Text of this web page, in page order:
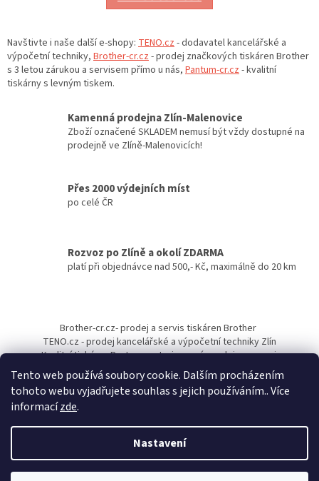
Tento web používá soubory cookie. Dalším procházením
tohoto webu vyjadřujete souhlas s jejich používáním.. Více
informacízde.
Nastavení
Navštivte i naše další e-shopy: TENO.cz - dodavatel kancelářské a
výpočetní techniky, Brother-cr.cz - prodej značkových tiskáren Brother
s 3 letou zárukou a servisem přímo u nás, Pantum-cr.cz - kvalitní
tiskárny s levným tiskem.
Kamenná prodejna Zlín-Malenovice
Zboží označené SKLADEM nemusí být vždy dostupné na
prodejně ve Zlíně-Malenovicích!
Přes 2000 výdejních míst
po celé ČR
Rozvoz po Zlíně a okolí ZDARMA
platí při objednávce nad 500,- Kč, maximálně do 20 km
a
Brother-cr.cz- prodej a servis tiskáren Brother
TENO.cz - prodej kancelářské a výpočetní techniky Zlín
Kvalitní tiskárny Pantum - autorizovaný prodejce a servis
Vytvořil Shoptet